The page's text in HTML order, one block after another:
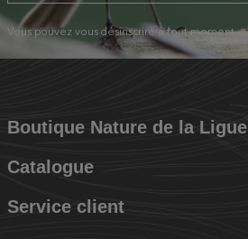
Vous pouvez vous désinscrire à tout moment.
Boutique Nature de la Ligue
Catalogue
Service client